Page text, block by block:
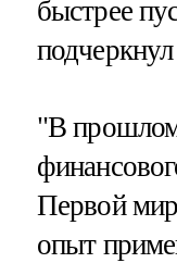
быстрее
"В
Первой
опыт